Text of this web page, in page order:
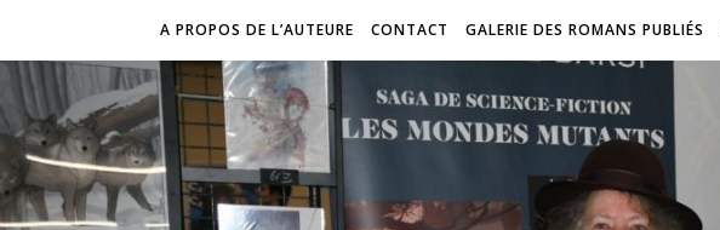
A PROPOS DE L’AUTEURE CONTACT GALERIE DES ROMANS PUBLIÉS